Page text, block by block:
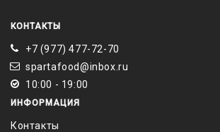
КОНТАКТЫ
+7 (977) 477-72-70
spartafood@inbox.ru
10:00 - 19:00
ИНФОРМАЦИЯ
Контакты